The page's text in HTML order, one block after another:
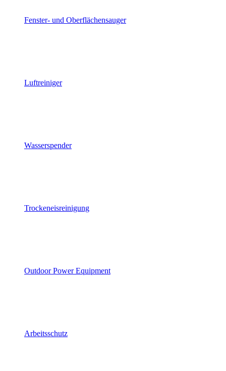
Fenster- und Oberflächensauger
Luftreiniger
Wasserspender
Trockeneisreinigung
Outdoor Power Equipment
Arbeitsschutz